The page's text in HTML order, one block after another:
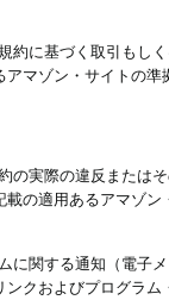
約に基づく取引もし
アマゾン・サイトの
の実際の違反または
載の適用あるアマゾン
に関する通知（電子
クおよびプログラ